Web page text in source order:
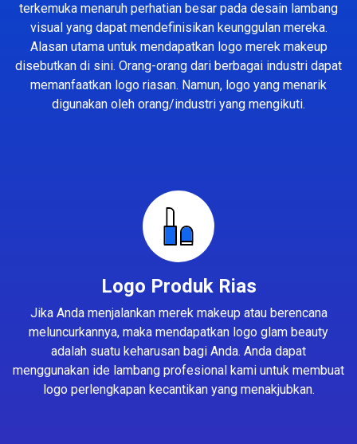
terkemuka menaruh perhatian besar pada desain lambang
visual yang dapat mendefinisikan keunggulan mereka.
Alasan utama untuk mendapatkan logo merek makeup
disebutkan di sini. Orang-orang dari berbagai industri dapat
memanfaatkan logo riasan. Namun, logo yang menarik
digunakan oleh orang/industri yang mengikuti.
Logo Produk Rias
Jika Anda menjalankan merek makeup atau berencana
meluncurkannya, maka mendapatkan logo glam beauty
adalah suatu keharusan bagi Anda. Anda dapat
menggunakan ide lambang profesional kami untuk membuat
logo perlengkapan kecantikan yang menakjubkan.